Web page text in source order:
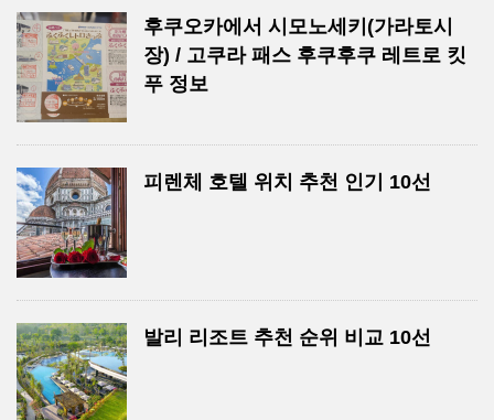
후쿠오카에서 시모노세키(가라토시
장) / 고쿠라 패스 후쿠후쿠 레트로 킷
푸 정보
피렌체 호텔 위치 추천 인기 10선
발리 리조트 추천 순위 비교 10선